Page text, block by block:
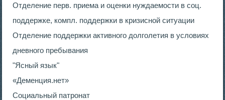
Отделение перв. приема и оценки нуждаемости в соц.
поддержке, компл. поддержки в кризисной ситуации
Отделение поддержки активного долголетия в условиях
дневного пребывания
"Ясный язык"
«Деменция.нет»
Социальный патронат